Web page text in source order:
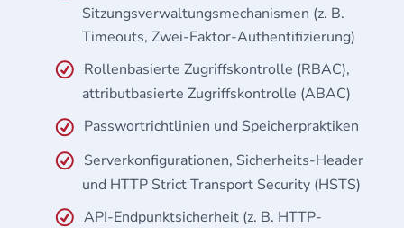
Sitzungsverwaltungsmechanismen (z. B.
Timeouts, Zwei-Faktor-Authentifizierung)
Rollenbasierte Zugriffskontrolle (RBAC),
attributbasierte Zugriffskontrolle (ABAC)
Passwortrichtlinien und Speicherpraktiken
Serverkonfigurationen, Sicherheits-Header
und HTTP Strict Transport Security (HSTS)
API-Endpunktsicherheit (z. B. HTTP-